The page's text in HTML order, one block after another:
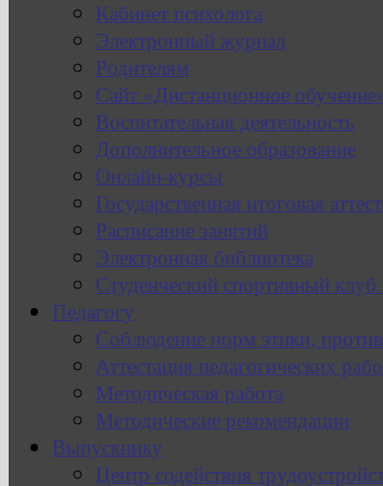
Кабинет психолога
Электронный журнал
Родителям
Сайт «Дистанционное
Воспитательная деятельность
Дополнительное образование
Онлайн-курсы
Государственная итоговая
Расписание занятий
Электронная библиотека
Студенческий спортивный
Педагогу
Соблюдение норм этики,
Аттестация педагогических
Методическая работа
Методические рекомендации
Выпускнику
Центр содействия